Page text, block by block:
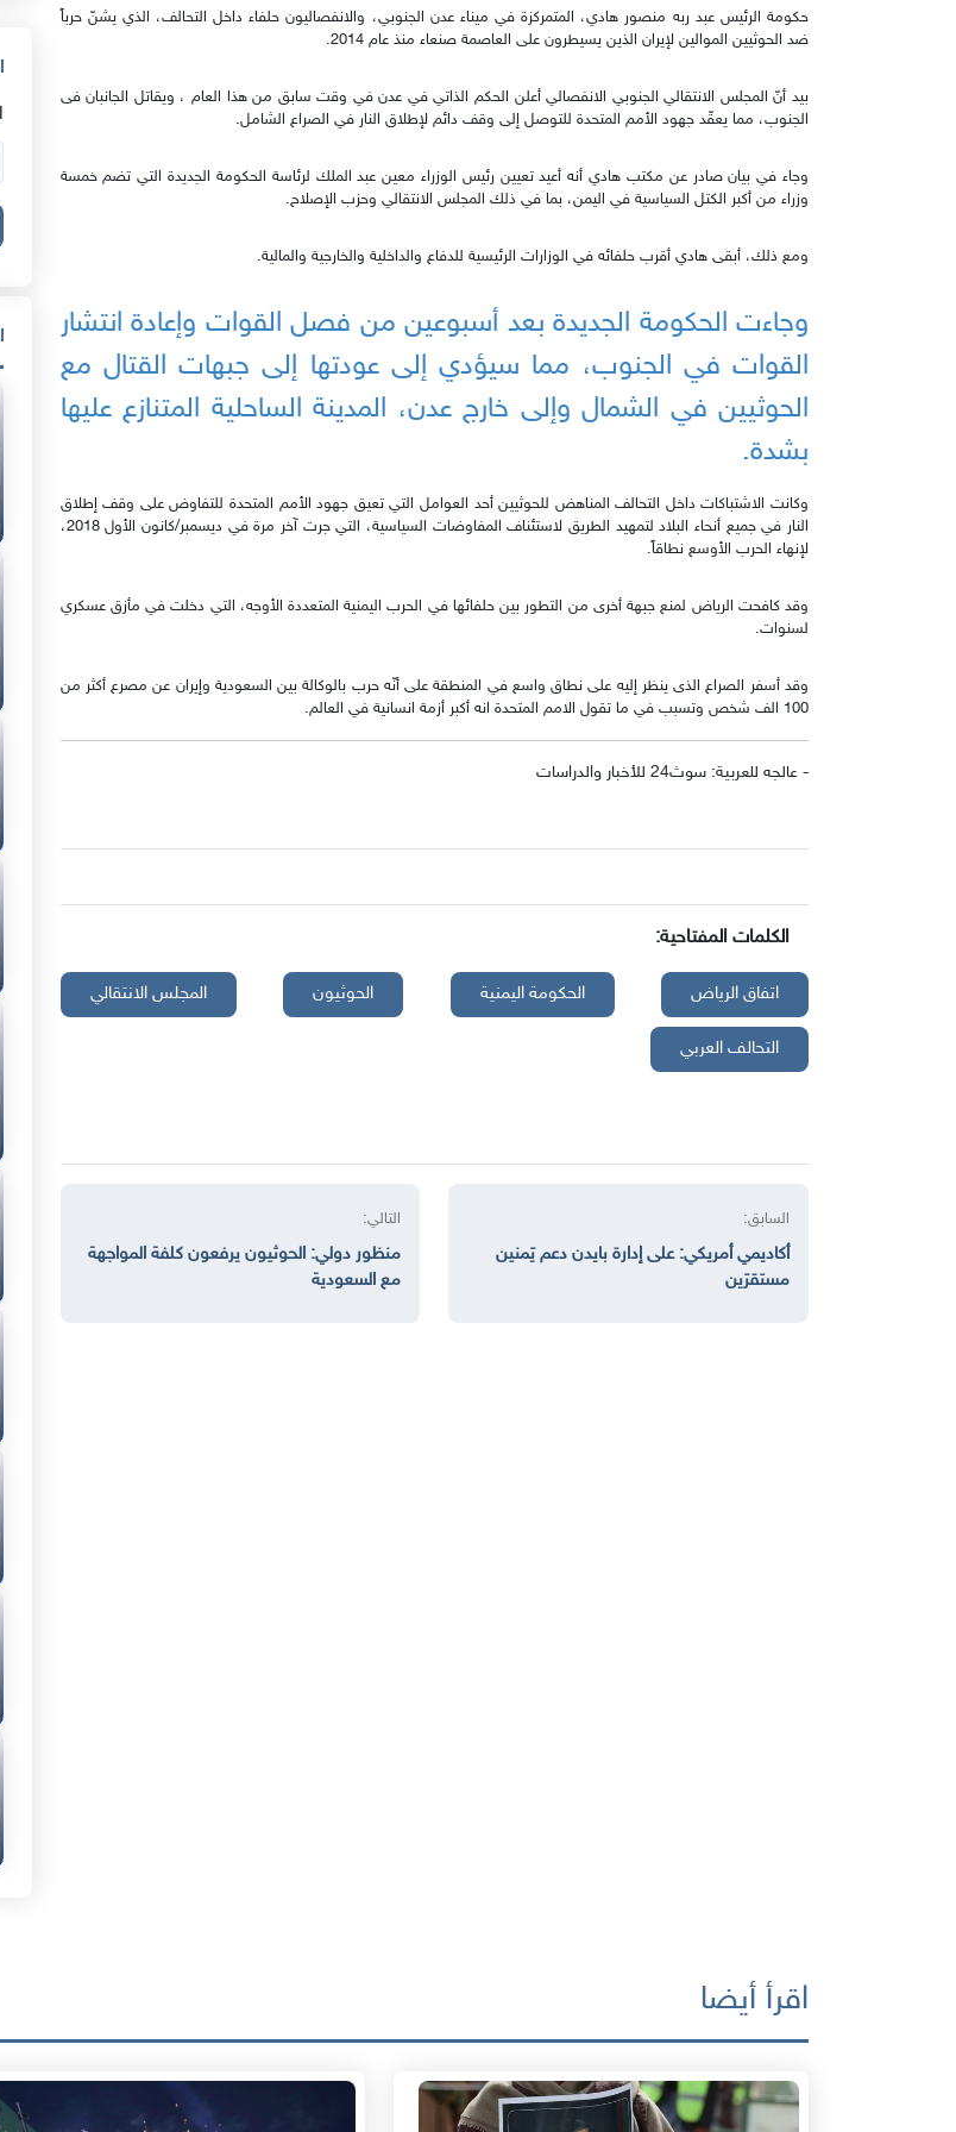
حكومة الرئيس عبد ربه منصور هادي، المتمركزة في ميناء عدن الجنوبي، والانفصاليون حلفاء داخل التحالف، الذي يشنّ حرباً
ضد الحوثيين الموالين لإيران الذين يسيطرون على العاصمة صنعاء منذ عام 2014.
بيد أنّ المجلس الانتقالي الجنوبي الانفصالي أعلن الحكم الذاتي في عدن في وقت سابق من هذا العام ، ويقاتل الجانبان فى
الجنوب، مما يعقّد جهود الأمم المتحدة للتوصل إلى وقف دائم لإطلاق النار في الصراع الشامل.
وجاء في بيان صادر عن مكتب هادي أنه أعيد تعيين رئيس الوزراء معين عبد الملك لرئاسة الحكومة الجديدة التي تضم خمسة
وزراء من أكبر الكتل السياسية في اليمن، بما في ذلك المجلس الانتقالي وحزب الإصلاح.
ومع ذلك، أبقى هادي أقرب حلفائه في الوزارات الرئيسية للدفاع والداخلية والخارجية والمالية.
وجاءت الحكومة الجديدة بعد أسبوعين من فصل القوات وإعادة انتشار
القوات في الجنوب، مما سيؤدي إلى عودتها إلى جبهات القتال مع
الحوثيين في الشمال وإلى خارج عدن، المدينة الساحلية المتنازع عليها
بشدة.
وكانت الاشتباكات داخل التحالف المناهض للحوثيين أحد العوامل التي تعيق جهود الأمم المتحدة للتفاوض على وقف إطلاق
النار في جميع أنحاء البلاد لتمهيد الطريق لاستئناف المفاوضات السياسية، التي جرت آخر مرة في ديسمبر/كانون الأول 2018،
لإنهاء الحرب الأوسع نطاقاً.
وقد كافحت الرياض لمنع جبهة أخرى من التطور بين حلفائها في الحرب اليمنية المتعددة الأوجه، التي دخلت في مأزق عسكري
لسنوات.
وقد أسفر الصراع الذى ينظر إليه على نطاق واسع في المنطقة على أنّه حرب بالوكالة بين السعودية وإيران عن مصرع أكثر من
100 الف شخص وتسبب في ما تقول الامم المتحدة انه أكبر أزمة انسانية في العالم.
- عالجه للعربية: سوث24 للأخبار والدراسات
الكلمات المفتاحية:
اتفاق الرياض الحكومة اليمنية الحوثيون المجلس الانتقالي
التحالف العربي
السابق:
أكاديمي أمريكي: على إدارة بايدن دعم يَمنين
مستقرَين
التالي:
منظور دولي: الحوثيون يرفعون كلفة المواجهة
مع السعودية
اقرأ أيضا